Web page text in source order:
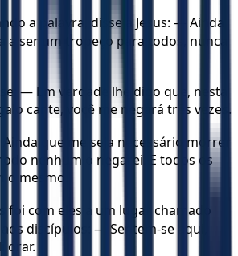
a palavra, disse a Jesus: — Ainda
a ser um tropeço para todos, nunca
— Em verdade lhe digo que, nesta
cante, você me negará três vezes.
que me seja necessário morrer
nenhum o negarei. E todos os
o mesmo.
foi com eles a um lugar chamado
discípulos: — Sentem-se aqui,
orar.